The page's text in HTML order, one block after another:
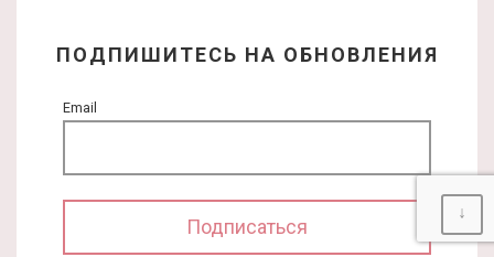
ПОДПИШИТЕСЬ НА ОБНОВЛЕНИЯ
Email
↓